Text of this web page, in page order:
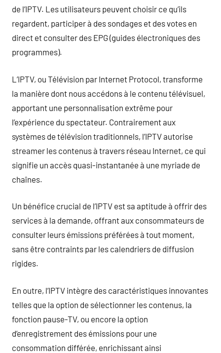
de l’IPTV. Les utilisateurs peuvent choisir ce qu’ils
regardent, participer à des sondages et des votes en
direct et consulter des EPG (guides électroniques des
programmes).
L’IPTV, ou Télévision par Internet Protocol, transforme
la manière dont nous accédons à le contenu télévisuel,
apportant une personnalisation extrême pour
l’expérience du spectateur. Contrairement aux
systèmes de télévision traditionnels, l’IPTV autorise
streamer les contenus à travers réseau Internet, ce qui
signifie un accès quasi-instantanée à une myriade de
chaînes.
Un bénéfice crucial de l’IPTV est sa aptitude à offrir des
services à la demande, offrant aux consommateurs de
consulter leurs émissions préférées à tout moment,
sans être contraints par les calendriers de diffusion
rigides.
En outre, l’IPTV intègre des caractéristiques innovantes
telles que la option de sélectionner les contenus, la
fonction pause-TV, ou encore la option
d’enregistrement des émissions pour une
consommation différée, enrichissant ainsi